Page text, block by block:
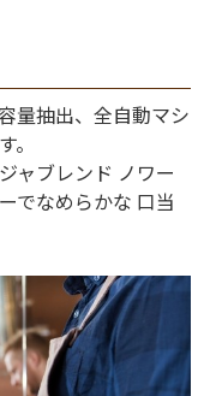
量抽出、全自動マシ
ャブレンド ノワー
でなめらかな 口当